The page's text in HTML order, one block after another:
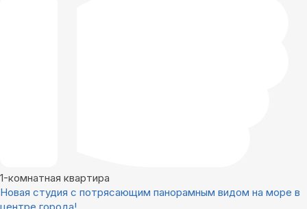
1-комнатная квартира
Новая студия с потрясающим панорамным видом на море в
центре города!